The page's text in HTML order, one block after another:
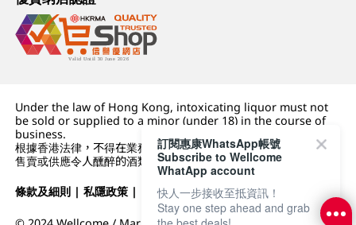
Under the law of Hong Kong, intoxicating liquor must not
be sold or supplied to a minor (under 18) in the course of
business.
根據香港法律，不得在業務過程中，向未成年人 (18 歲以下人士)
售賣或供應令人醺醉的酒類。
條款及細則 |私隱政策 | DFI零售集團
訂閱惠康WhatsApp帳號
Subscribe to Wellcome
WhatApp account
快人一步接收至抵資訊！
Stay one step ahead and grab